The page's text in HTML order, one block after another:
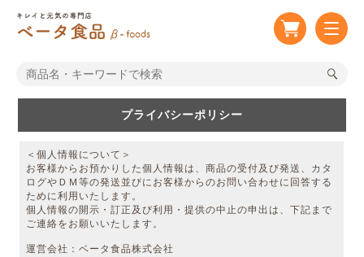
プライバシーポリシー
＜個人情報について＞
お客様からお預かりした個人情報は、商品の受付及び発送、カタ
ログやＤＭ等の発送並びにお客様からのお問い合わせに回答する
ために利用いたします。
個人情報の開示・訂正及び利用・提供の中止の申出は、下記まで
ご連絡をお願いいたします。
運営会社：ベータ食品株式会社